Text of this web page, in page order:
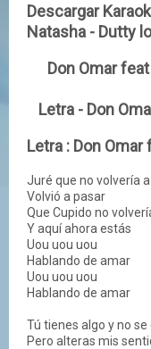
Descargar
Natasha - Dutty
Don Omar
Letra - Don
Letra : Don
Juré que no volvería
Volvió a pasar
Que Cupido no
Y aquí ahora estás
Uou uou uou
Hablando de amar
Uou uou uou
Hablando de amar
Tú tienes algo y no
Pero alteras mis